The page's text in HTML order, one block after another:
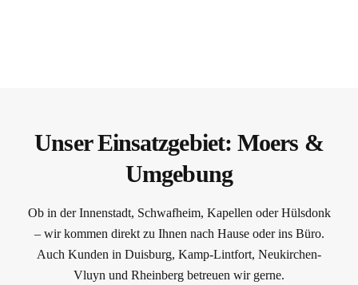
Unser Einsatzgebiet: Moers &
Umgebung
Ob in der Innenstadt, Schwafheim, Kapellen oder Hülsdonk
– wir kommen direkt zu Ihnen nach Hause oder ins Büro.
Auch Kunden in Duisburg, Kamp-Lintfort, Neukirchen-
Vluyn und Rheinberg betreuen wir gerne.